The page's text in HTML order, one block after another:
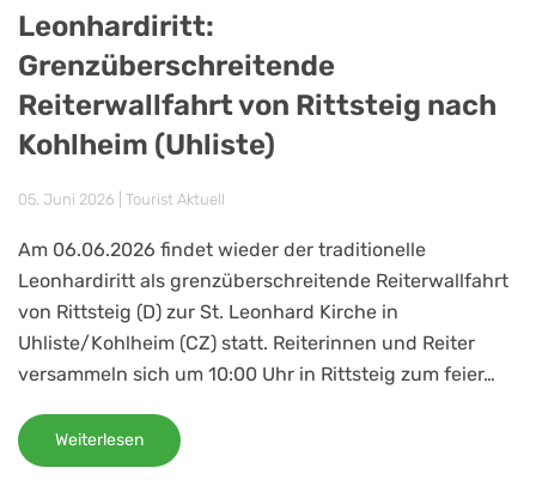
Leonhardiritt:
Grenzüberschreitende
Reiterwallfahrt von Rittsteig nach
Kohlheim (Uhliste)
05. Juni 2026 Tourist Aktuell
Am 06.06.2026 findet wieder der traditionelle
Leonhardiritt als grenzüberschreitende Reiterwallfahrt
von Rittsteig (D) zur St. Leonhard Kirche in
Uhliste/Kohlheim (CZ) statt. Reiterinnen und Reiter
versammeln sich um 10:00 Uhr in Rittsteig zum feier…
Weiterlesen